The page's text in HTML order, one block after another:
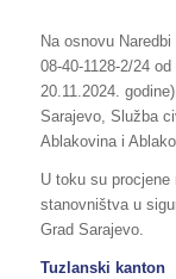
Na osnovu
08-40-1128-2/24
20.11.2024.
Sarajevo, Služba
Ablakovina i
U toku su
stanovništva u
Grad Sarajevo.
Tuzlanski kanton